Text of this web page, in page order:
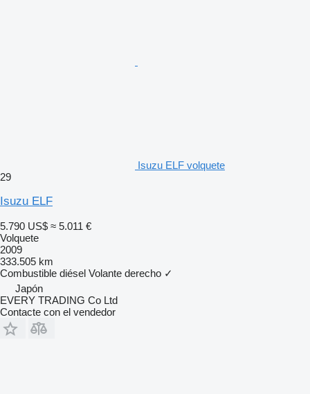
Isuzu ELF volquete
29
Isuzu ELF
5.790 US$ ≈ 5.011 €
Volquete
2009
333.505 km
Combustible diésel Volante derecho ✓
Japón
EVERY TRADING Co Ltd
Contacte con el vendedor